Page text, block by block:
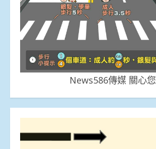
News586傳媒 關心您